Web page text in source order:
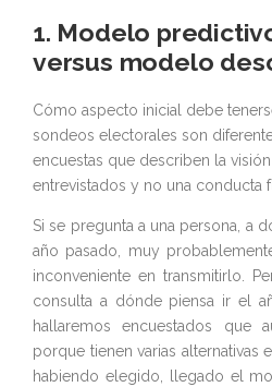
1. Modelo
versus modelo
Cómo aspecto inicial debe
sondeos electorales son
encuestas que describen la
entrevistados y no una conducta
Si se pregunta a una persona, a
año pasado, muy
inconveniente en transmitirlo.
consulta a dónde piensa ir el
hallaremos encuestados que
porque tienen varias alternativas
habiendo elegido, llegado el